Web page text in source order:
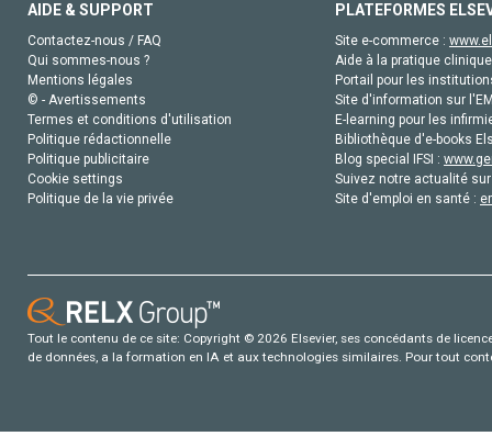
AIDE & SUPPORT
Contactez-nous / FAQ
Qui sommes-nous ?
Mentions légales
© - Avertissements
Termes et conditions d'utilisation
Politique rédactionnelle
Politique publicitaire
Cookie settings
Politique de la vie privée
PLATEFORMES
Site e-commerce :
Aide à la pratique
Portail pour les
Site d'information sur
E-learning pour les
Bibliothèque d'e-books
Blog special IFSI :
Suivez notre actualité
Site d'emploi en santé :
Tout le contenu de ce site: Copyright © 2026 Elsevier, ses concédants de
de données, a la formation en IA et aux technologies similaires. Pour tout